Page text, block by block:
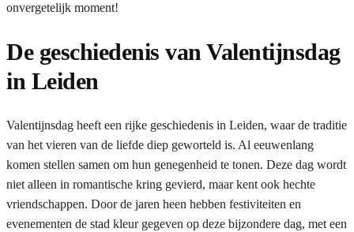
onvergetelijk moment!
De geschiedenis van Valentijnsdag
in Leiden
Valentijnsdag heeft een rijke geschiedenis in Leiden, waar de traditie
van het vieren van de liefde diep geworteld is. Al eeuwenlang
komen stellen samen om hun genegenheid te tonen. Deze dag wordt
niet alleen in romantische kring gevierd, maar kent ook hechte
vriendschappen. Door de jaren heen hebben festiviteiten en
evenementen de stad kleur gegeven op deze bijzondere dag, met een